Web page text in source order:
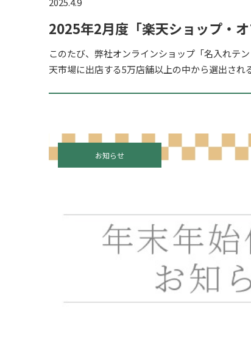
2025年2月度「楽天ショップ・
賞!
このたび、弊社オンラインショップ「名入れテ
天市場に出店する5万店舗以上の中から選出され
ス 2025年2月度 ジャンル賞』「アウトドア・
お知らせ